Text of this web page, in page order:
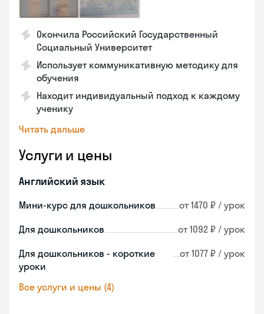
Окончила Российский Государственный
Социальный Университет
Использует коммуникативную методику для
обучения
Находит индивидуальный подход к каждому
ученику
Читать дальше
Услуги и цены
Английский язык
Мини-курс для дошкольников от 1470 ₽ / урок
Для дошкольников от 1092 ₽ / урок
Для дошкольников - короткие
уроки
от 1077 ₽ / урок
Все услуги и цены (4)